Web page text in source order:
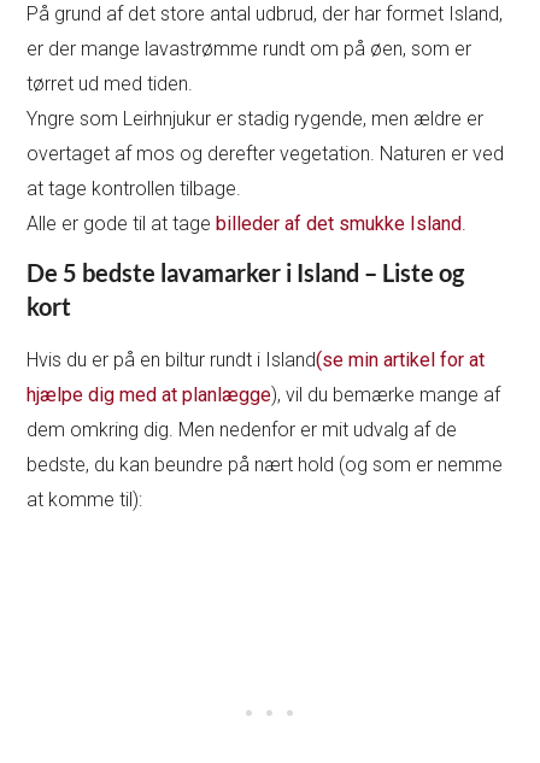
På grund af det store antal udbrud, der har formet Island,
er der mange lavastrømme rundt om på øen, som er
tørret ud med tiden.
Yngre som Leirhnjukur er stadig rygende, men ældre er
overtaget af mos og derefter vegetation. Naturen er ved
at tage kontrollen tilbage.
Alle er gode til at tagebilleder af det smukke Island.
De 5 bedste lavamarker i Island – Liste og
kort
Hvis du er på en biltur rundt i Island(se min artikel for at
hjælpe dig med at planlægge), vil du bemærke mange af
dem omkring dig. Men nedenfor er mit udvalg af de
bedste, du kan beundre på nært hold (og som er nemme
at komme til):